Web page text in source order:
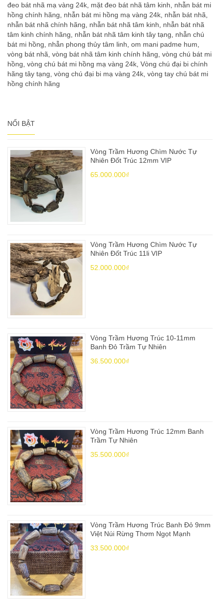
đeo bát nhã mạ vàng 24k mặt đeo bát nhã tâm kinh
nhẫn bát mi
hồng chính hãng
nhẫn bát mi hồng mạ vàng 24k nhẫn bát nhã
nhẫn bát nhã chính hãng
nhẫn bát nhã tâm kinh
nhẫn bát nhã
tâm kinh chính hãng
nhẫn bát nhã tâm kinh tây tạng
nhẫn chú
bát mi hồng
nhẫn phong thủy tâm linh om mani padme hum
vòng bát nhã vòng bát nhã tâm kinh chính hãng vòng chú bát mi
hồng vòng chú bát mi hồng mạ vàng 24k Vòng chú đại bi chính
hãng tây tạng vòng chú đại bi mạ vàng 24k vòng tay chú bát mi
hồng chính hãng
NỔI BẬT
Vòng Trầm Hương Chìm Nước Tự
Nhiên Đốt Trúc 12mm VIP
65.000.000₫
Vòng Trầm Hương Chìm Nước Tự
Nhiên Đốt Trúc 11li VIP
52.000.000₫
Vòng Trầm Hương Trúc 10-11mm
Banh Đỏ Trầm Tự Nhiên
36.500.000₫
Vòng Trầm Hương Trúc 12mm Banh
Trầm Tự Nhiên
35.500.000₫
Vòng Trầm Hương Trúc Banh Đỏ 9mm
Việt Núi Rừng Thơm Ngọt Mạnh
33.500.000₫